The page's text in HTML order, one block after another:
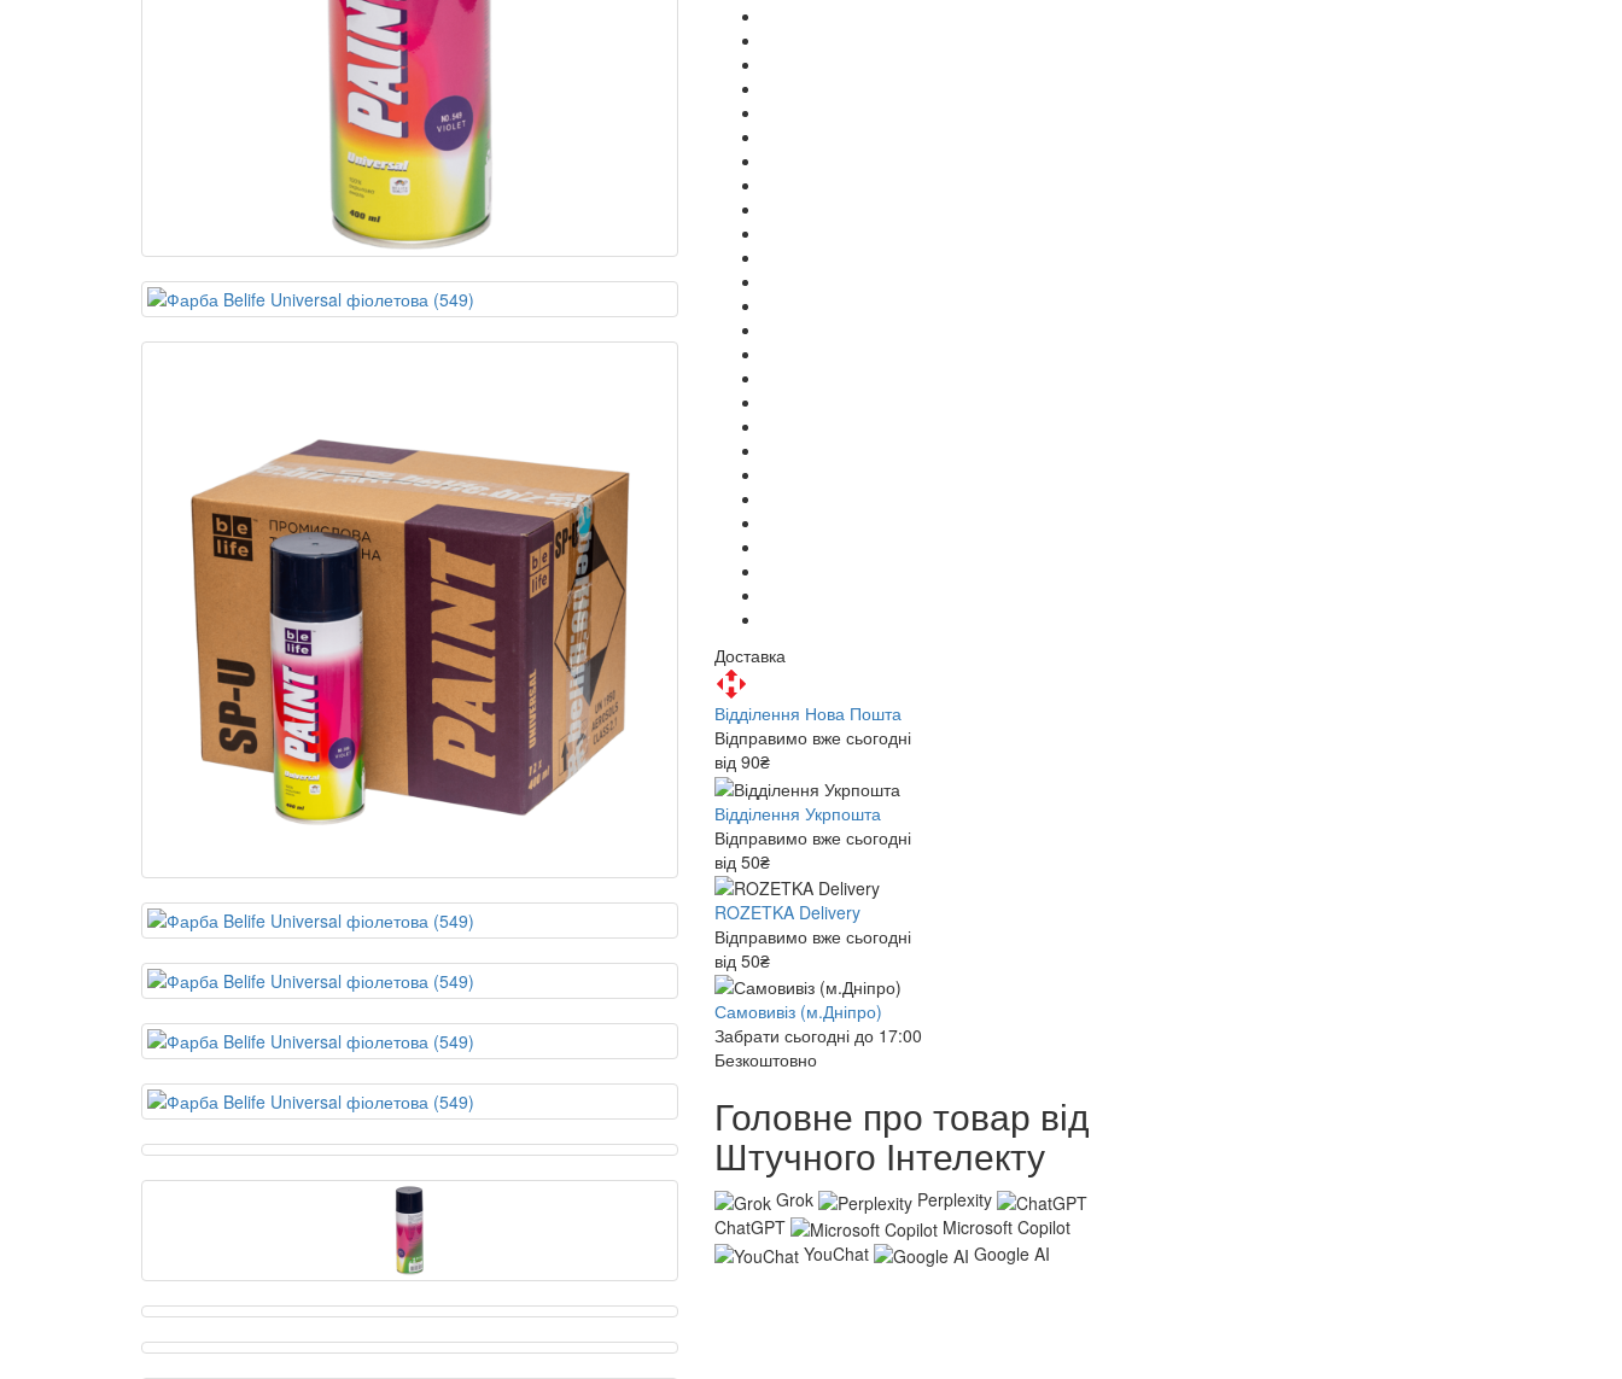
Доставка
Відділення Нова Пошта
Відправимо вже сьогодні
від 90₴
Відділення Укрпошта
Відправимо вже сьогодні
від 50₴
ROZETKA Delivery
Відправимо вже сьогодні
від 50₴
Самовивіз (м.Дніпро)
Забрати сьогодні до 17:00
Безкоштовно
Головне про товар від
Штучного Інтелекту
Grok
Perplexity
ChatGPT
Microsoft Copilot
YouChat
Google AI